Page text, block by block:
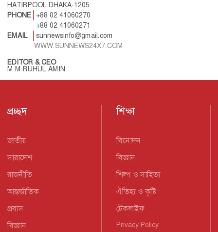
HATIRPOOL DHAKA-1205
PHONE
+88 02 41060270
+88 02 41060271
EMAIL
sunnewsinfo@gmail.com
WWW.SUNNEWS24X7.COM
EDITOR & CEO
M M RUHUL AMIN
প্রচ্ছদ
জাতীয়
সারাদেশ
রাজনীতি
আন্তর্জাতিক
প্রবাস
বিজ্ঞান
শিক্ষা
বিনোদন
বিজ্ঞান
শিল্প ও সাহিত্য
ঐতিহ্য ও কৃষ্টি
টেকলাইফ
Privacy Policy